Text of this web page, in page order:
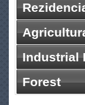
Industrial
Forest